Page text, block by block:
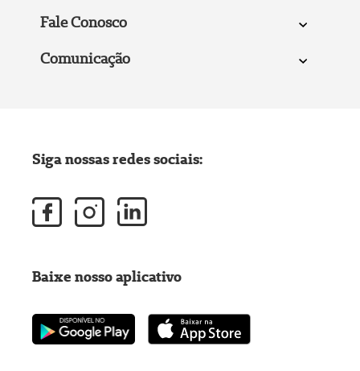
Fale Conosco
Comunicação
Siga nossas redes sociais:
Baixe nosso aplicativo